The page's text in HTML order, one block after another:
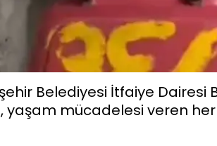
Belediyesi İtfaiye Dairesi
mücadelesi veren her